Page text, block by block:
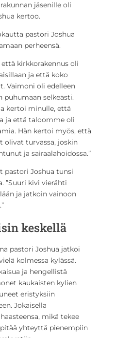
jäsenille oli
kertoo.
pastori Joshua
perheensä.
kirkkorakennus oli
ja että koko
Vaimoni oli edelleen
puhumaan selkeästi.
kertoi minulle, että
ja että taloomme oli
Hän kertoi myös, että
olivat turvassa, joskin
ja sairaalahoidossa.”
pastori Joshua tunsi
”Suuri kivi vierähti
ja jatkoin vainoon
keskellä
pastori Joshua jatkoi
kolmessa kylässä.
ja hengellistä
kaukaisten kylien
eristyksiin
Jokaisella
mikä tekee
yhteyttä pienempiin